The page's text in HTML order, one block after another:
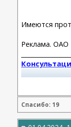
Имеются
Реклама.
11.24
+
Спасибо: 19